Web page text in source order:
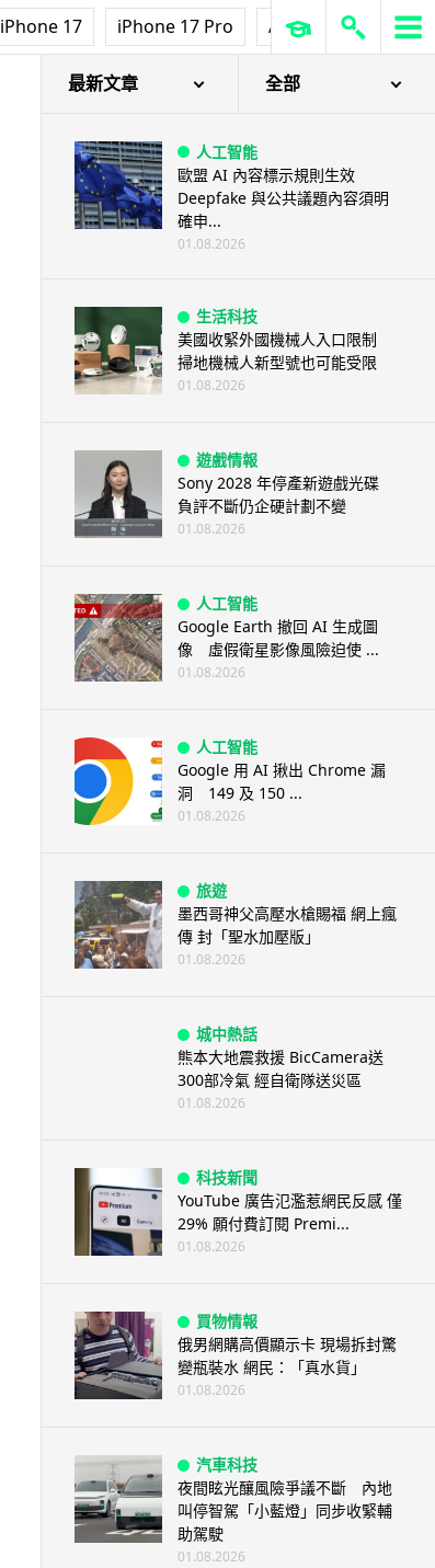
iPhone 17 iPhone 17 Pro AirPods Pro 3
最新文章 全部
人工智能
歐盟 AI 內容標示規則生效
Deepfake 與公共議題內容須明
確申...
01.08.2026
生活科技
美國收緊外國機械人入口限制
掃地機械人新型號也可能受限
01.08.2026
遊戲情報
Sony 2028 年停產新遊戲光碟
負評不斷仍企硬計劃不變
01.08.2026
人工智能
Google Earth 撤回 AI 生成圖
像 虛假衛星影像風險迫使 ...
01.08.2026
人工智能
Google 用 AI 揪出 Chrome 漏
洞 149 及 150 ...
01.08.2026
旅遊
墨西哥神父高壓水槍賜福 網上瘋
傳 封「聖水加壓版」
01.08.2026
城中熱話
熊本大地震救援 BicCamera送
300部冷氣 經自衛隊送災區
01.08.2026
科技新聞
YouTube 廣告氾濫惹網民反感 僅
29% 願付費訂閱 Premi...
01.08.2026
買物情報
俄男網購高價顯示卡 現場拆封驚
變瓶裝水 網民：「真水貨」
01.08.2026
汽車科技
夜間眩光釀風險爭議不斷 內地
叫停智駕「小藍燈」同步收緊輔
助駕駛
01.08.2026